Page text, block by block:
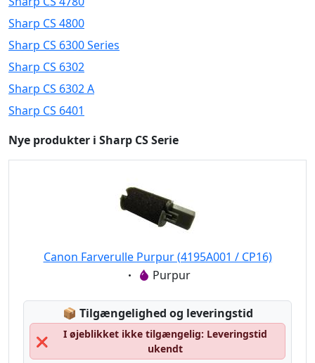
Sharp CS 4800
Sharp CS 6300 Series
Sharp CS 6302
Sharp CS 6302 A
Sharp CS 6401
Nye produkter i Sharp CS Serie
Canon Farverulle Purpur (4195A001 / CP16)
Eigenschaft:
Purpur
📦 Lagerstatus:
Tilgængelighed og leveringstid
❌
I øjeblikket ikke tilgængelig: Leveringstid
ukendt